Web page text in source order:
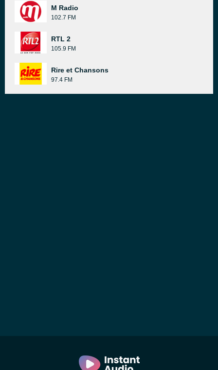
M Radio
102.7 FM
RTL 2
105.9 FM
Rire et Chansons
97.4 FM